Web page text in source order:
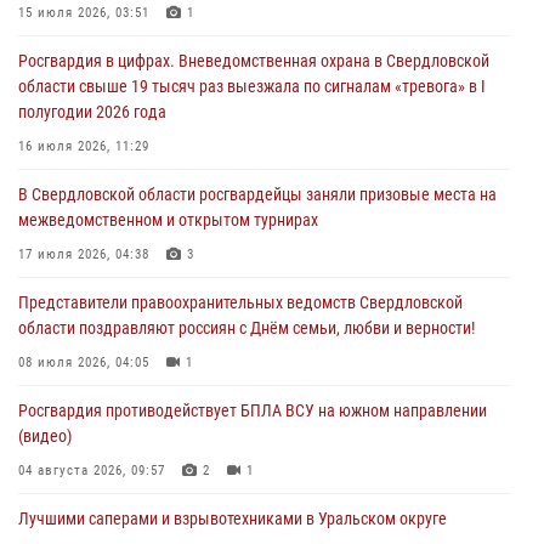
Представитель Управления Росгвардии по Свердловской области
«Телекон»
В Свердловской области росгвардейцы стали призерами
29 июля 2026, 12:30
Православные священники поддержали росгвардейцев в зоне СВО
15 июля 2026, 03:51 1
Росгвардия в цифрах. Вневедомственная охрана в Свердловской
области свыше 19 тысяч раз выезжала по сигналам «тревога» в I
полугодии 2026 года
16 июля 2026, 11:29
В Свердловской области росгвардейцы заняли призовые места на
межведомственном и открытом турнирах
17 июля 2026, 04:38 3
Представители правоохранительных ведомств Свердловской
области поздравляют россиян с Днём семьи, любви и верности!
08 июля 2026, 04:05 1
Росгвардия противодействует БПЛА ВСУ на южном направлении
(видео)
04 августа 2026, 09:57 2 1
Лучшими саперами и взрывотехниками в Уральском округе